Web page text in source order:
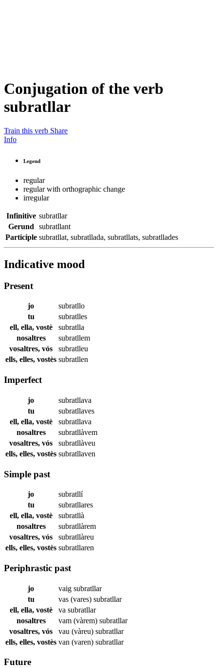
Conjugation of the verb
subratllar
Train this verb Share
Info
Legend
regular
regular with orthographic change
irregular
Infinitive subratllar
Gerund
subratllant
Participle subratllat, subratllada, subratllats, subratllades
Indicative mood
Present
jo
subratllo
tu
subratlles
ell, ella, vostè
subratlla
nosaltres
subratllem
vosaltres, vós
subratlleu
ells, elles, vostès subratllen
Imperfect
jo
subratllava
tu
subratllaves
ell, ella, vostè
subratllava
nosaltres
subratllàvem
vosaltres, vós
subratllàveu
ells, elles, vostès subratllaven
Simple past
jo
subratllí
tu
subratllares
ell, ella, vostè
subratllà
nosaltres
subratllàrem
vosaltres, vós
subratllàreu
ells, elles, vostès subratllaren
Periphrastic past
jo vaig subratllar
tu
vas (vares) subratllar
ell, ella, vostè
va subratllar
nosaltres
vam (vàrem) subratllar
vosaltres, vós
vau (vàreu) subratllar
ells, elles, vostès van (varen) subratllar
Future